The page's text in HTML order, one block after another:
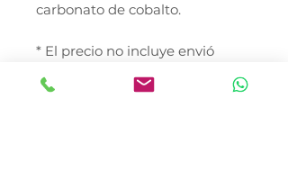
carbonato de cobalto.
* El precio no incluye envió